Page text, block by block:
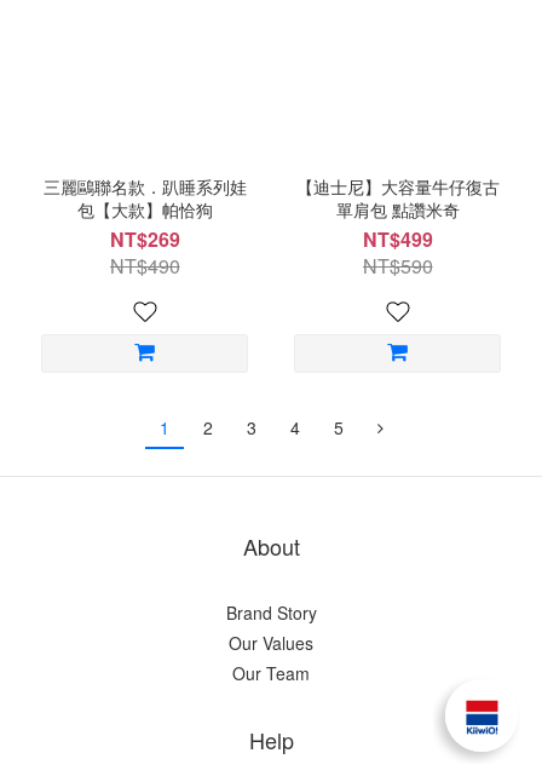
三麗鷗聯名款．趴睡系列娃
包【大款】帕恰狗
NT$269
NT$490
【迪士尼】大容量牛仔復古
單肩包 點讚米奇
NT$499
NT$590
1 2 3 4 5
About
Brand Story
Our Values
Our Team
Help